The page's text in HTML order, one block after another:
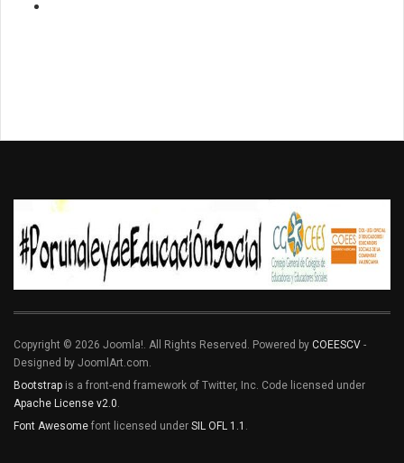
Copyright © 2026 Joomla!. All Rights Reserved. Powered by COEESCV -
Designed by JoomlArt.com.
Bootstrap is a front-end framework of Twitter, Inc. Code licensed under
Apache License v2.0
Font Awesome font licensed under SIL OFL 1.1